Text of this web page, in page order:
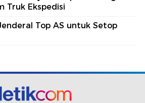
Truk Ekspedisi
Top AS untuk Setop